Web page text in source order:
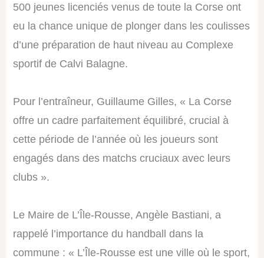
500 jeunes licenciés venus de toute la Corse ont
eu la chance unique de plonger dans les coulisses
d’une préparation de haut niveau au Complexe
sportif de Calvi Balagne.
Pour l’entraîneur, Guillaume Gilles, « La Corse
offre un cadre parfaitement équilibré, crucial à
cette période de l’année où les joueurs sont
engagés dans des matchs cruciaux avec leurs
clubs ».
Le Maire de L’Île-Rousse, Angèle Bastiani, a
rappelé l’importance du handball dans la
commune : « L’Île-Rousse est une ville où le sport,